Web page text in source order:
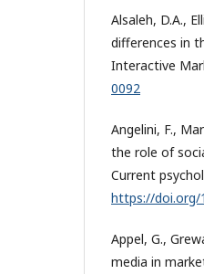
Alsaleh, D.A.,
differences in
Interactive
0092
Angelini, F.,
the role of
Current
https://doi.org/
Appel, G.,
media in